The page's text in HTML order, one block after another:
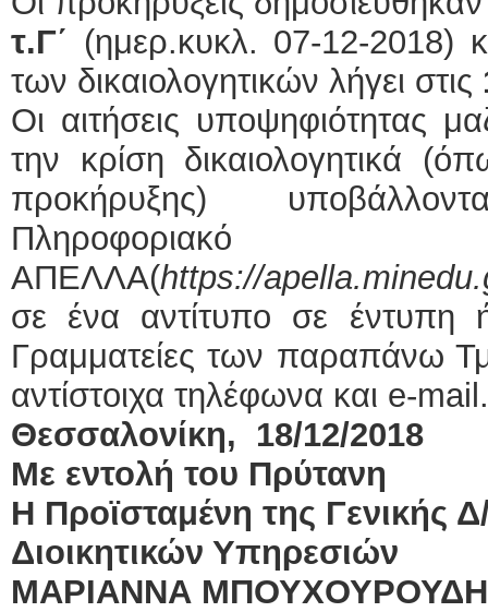
τ.Γ΄ (ημερ.κυκλ. 07-12-2018)
των δικαιολογητικών λήγει στις
Οι αιτήσεις υποψηφιότητας
την κρίση δικαιολογητικά
προκήρυξης)
ΑΠΕΛΛΑ(https://apella.minedu.
σε ένα αντίτυπο σε έντυπη
Γραμματείες των παραπάνω
αντίστοιχα τηλέφωνα και e-mail.
Θεσσαλονίκη, 18/12/2018
Με εντολή του Πρύτανη
Η Προϊσταμένη της Γενικής
Διοικητικών Υπηρεσιών
ΜΑΡΙΑΝΝΑ ΜΠΟΥΧΟΥΡΟΥΔΗ